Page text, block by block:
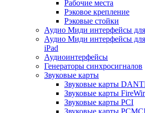
Рабочие места
Рэковое крепление
Рэковые стойки
Аудио Миди интерфейсы
Аудио Миди интерфейсы
iPad
Аудиоинтерфейсы
Генераторы синхросигналов
Звуковые карты
Звуковые карты
Звуковые карты
Звуковые карты PCI
Звуковые карты